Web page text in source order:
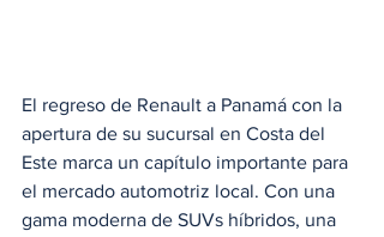
El regreso de Renault a Panamá con la
apertura de su sucursal en Costa del
Este marca un capítulo importante para
el mercado automotriz local. Con una
gama moderna de SUVs híbridos, una